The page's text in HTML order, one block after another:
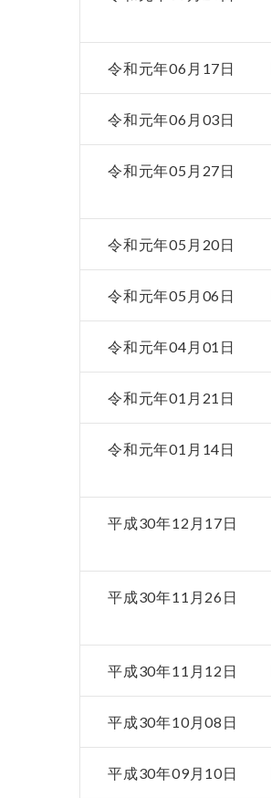
令和元年06月17日
令和元年06月03日
令和元年05月27日
令和元年05月20日
令和元年05月06日
令和元年04月01日
令和元年01月21日
令和元年01月14日
平成30年12月17日
平成30年11月26日
平成30年11月12日
平成30年10月08日
平成30年09月10日